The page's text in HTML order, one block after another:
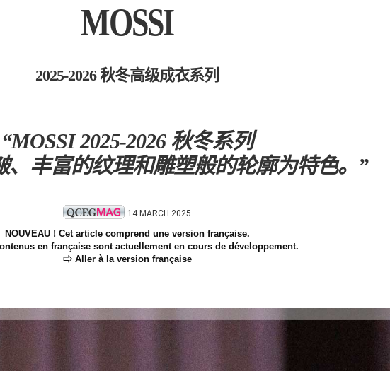
MOSSI
2025-2026 秋冬高级成衣系列
“MOSSI 2025-2026 秋冬系列
、丰富的纹理和雕塑般的轮廓为特色。”
14 MARCH 2025
NOUVEAU ! Cet article comprend une version française.
en française sont actuellement en cours de développement.
⇨ Aller à la version française